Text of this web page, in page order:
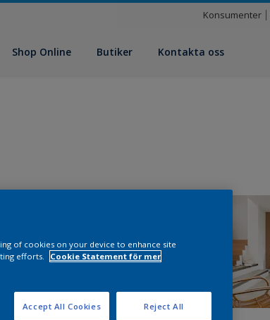
Konsumenter
Shop Online Butiker Kontakta oss
of cookies on your device to enhance site
efforts.
Cookie Statement för mer
Reject All
Accept All Cookies